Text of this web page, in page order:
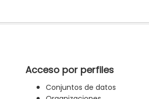
Acceso por perfiles
Conjuntos de datos